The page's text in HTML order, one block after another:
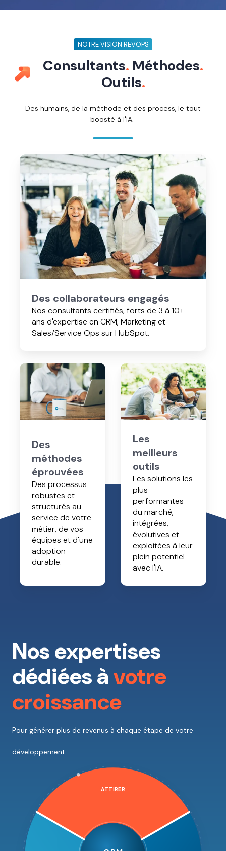
NOTRE VISION REVOPS
Consultants. Méthodes.
Outils.
Des humains, de la méthode et des process, le tout
boosté à l'IA.
Des collaborateurs engagés
Nos consultants certifiés, forts de 3 à 10+
ans d'expertise en CRM, Marketing et
Sales/Service Ops sur HubSpot.
Des
collaborateurs
engagés
Des
méthodes
éprouvées
Des processus
robustes et
structurés au
service de votre
métier, de vos
équipes et d'une
adoption
durable.
Des
méthodes
éprouvées
Les
meilleurs
outils
Les solutions les
plus
performantes
du marché,
intégrées,
évolutives et
exploitées à leur
plein potentiel
avec l'IA.
Les
meilleurs
outils
Nos expertises
dédiées àvotre
croissance
Pour générer plus de revenus à chaque étape de votre
développement.
ATTIRER